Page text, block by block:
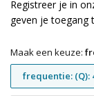
Registreer je in
geven je toegang
Maak een keuze:
frequentie: (Q):